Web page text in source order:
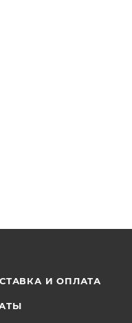
И ОПЛАТА